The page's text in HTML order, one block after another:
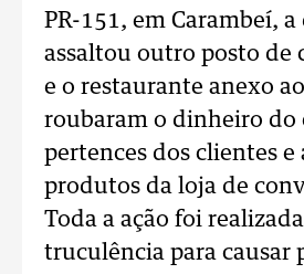
PR-151, em Carambeí,
assaltou outro posto de
e o restaurante anexo
roubaram o dinheiro do
pertences dos clientes e
produtos da loja de
Toda a ação foi
truculência para causar